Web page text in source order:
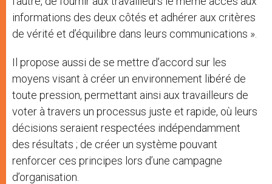
informations des deux côtés et adhérer aux critères
de vérité et d’équilibre dans leurs communications ».
Il propose aussi de se mettre d’accord sur les
moyens visant à créer un environnement libéré de
toute pression, permettant ainsi aux travailleurs de
voter à travers un processus juste et rapide, où leurs
décisions seraient respectées indépendamment
des résultats ; de créer un système pouvant
renforcer ces principes lors d’une campagne
d’organisation.